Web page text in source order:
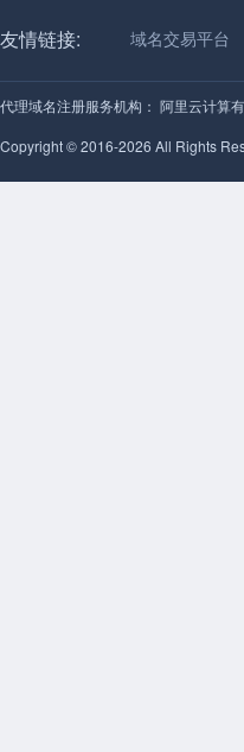
友情链接: 域名交易平台
代理域名注册服务机构： 阿里云计算
Copyright © 2016-2026 All Rights